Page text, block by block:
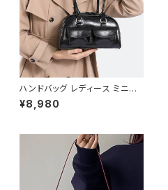
ハンドバッグ レディース ミニバ
ッグ ショルダーバッグ レトロバッ
グ 韓国風バッグ コンパクトバッ
ン ホワイト K-B0305
¥8,980